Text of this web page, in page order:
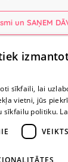
un SAŅEM
seksuālu
TURPINIET
ROTAĻĀTIES
357
sīkfaili, lai
vietni, jūs
sīkfailu politiku.